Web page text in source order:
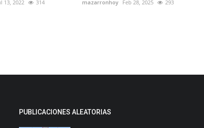
13, 2022 314 mazarronhoy Feb 28, 2025 293
PUBLICACIONES ALEATORIAS